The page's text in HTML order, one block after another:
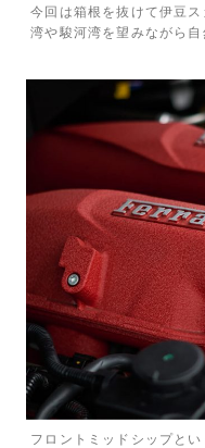
今回は箱根を抜けて伊豆
湾や駿河湾を望みながら
フロントミッドシップと